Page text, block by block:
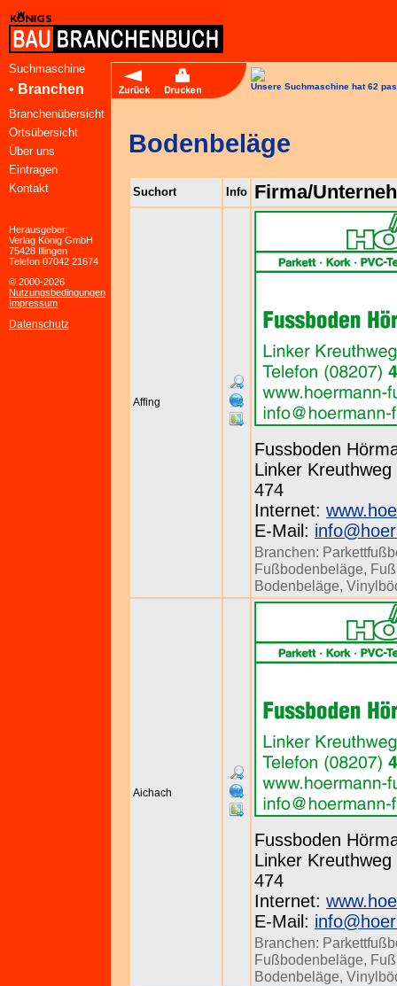
Suchmaschine
• Branchen
Branchenübersicht
Ortsübersicht
Über uns
Eintragen
Kontakt
Herausgeber:
Verlag König GmbH
75428 Illingen
Telefon 07042 21674
© 2000-2026
Nutzungsbedingungen
Impressum
Datenschutz
Unsere Suchmaschine hat 62
Bodenbeläge
Suchort Info Firma/
Affing
Fussboden
Linker Kreuthweg
474
Internet:
E-Mail:
Branchen:
Fußbodenbeläge,
Bodenbeläge,
Aichach
Fussboden
Linker Kreuthweg
474
Internet:
E-Mail:
Branchen:
Fußbodenbeläge,
Bodenbeläge,